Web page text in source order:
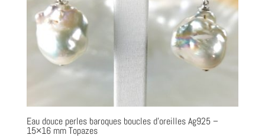
Eau douce perles baroques boucles d’oreilles Ag925 –
15×16 mm Topazes